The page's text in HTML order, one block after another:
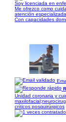
Soy licenciada en
Me ofrezco como
atención
Con capacidades
Unidad coronaria y
críticos posquirúrgicos